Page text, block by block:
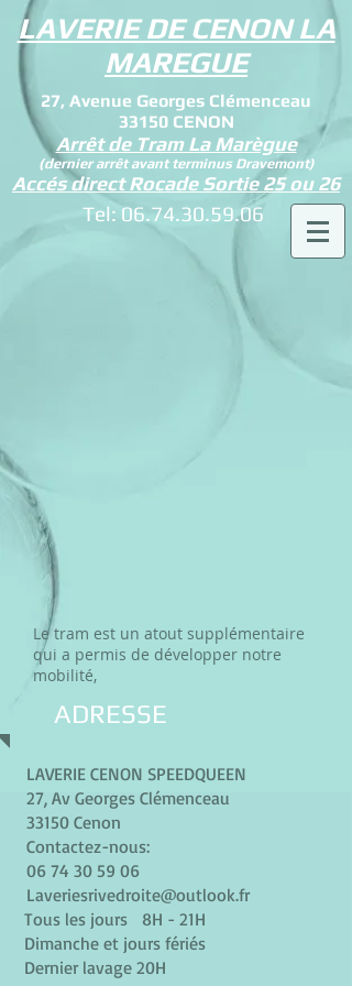
LAVERIE DE CENON LA
MAREGUE
27, Avenue Georges Clémenceau
33150 CENON
Arrêt de Tram La Marègue
(dernier arrêt avant terminus Dravemont)
Accés direct Rocade Sortie 25 ou 26
Tel: 06.74.30.59.06
Le tram est un atout supplémentaire
qui a permis de développer notre
mobilité,
ADRESSE
LAVERIE CENON SPEEDQUEEN
27, Av Georges Clémenceau
33150 Cenon
Contactez-nous:
06 74 30 59 06
Laveriesrivedroite@outlook.fr
Tous les jours 8H - 21H
Dimanche et jours fériés
Dernier lavage 20H